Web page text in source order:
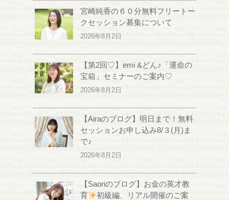
宮崎純香の６０分無料フリートー
クセッション募集について
2026年8月2日
【第2回♡】emi &どん♪「運命の
宝箱」セミナーのご案内♡
2026年8月2日
【Airaのブログ】明日まで！無料
セッションお申し込み8/３(月)ま
で♪
2026年8月2日
【Saoriのブログ】お金の英才教
育
初級編、リアル開催のご案